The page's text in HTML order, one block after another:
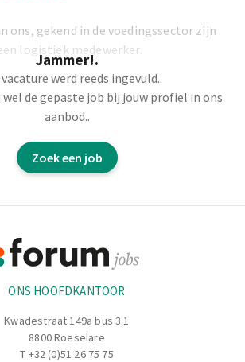
ons, gekend in de voedingssector zijn
logistiek medewerker.
instaan voor het opvolgen van orders.
jouw steentje bij aan het vlotte verloop
Jammer!.
vacature werd reeds ingevuld..
wel de gepaste job bij jouw profiel in ons
aanbod..
Zoek een job
ONS HOOFDKANTOOR
Kwadestraat 149a bus 3.1
8800 Roeselare
T +32 (0)51 26 75 75